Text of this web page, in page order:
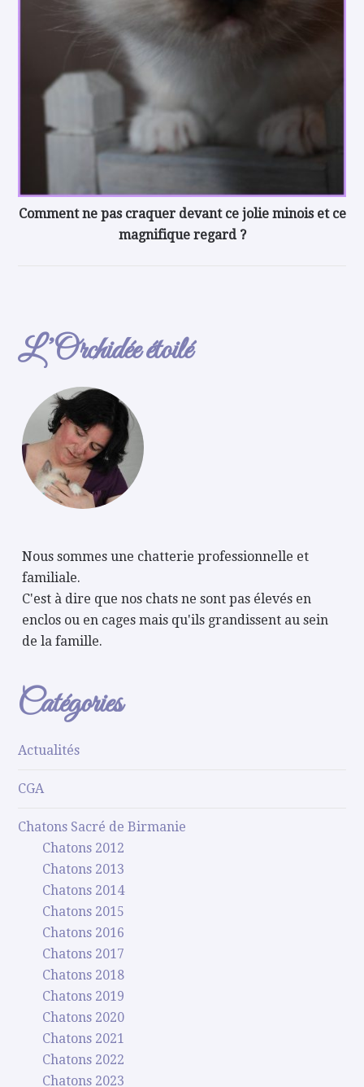
Comment ne pas craquer devant ce jolie minois et ce
magnifique regard ?
L’Orchidée étoilé
Nous sommes une chatterie professionnelle et
familiale.
C'est à dire que nos chats ne sont pas élevés en
enclos ou en cages mais qu'ils grandissent au sein
de la famille.
Catégories
Actualités
CGA
Chatons Sacré de Birmanie
Chatons 2012
Chatons 2013
Chatons 2014
Chatons 2015
Chatons 2016
Chatons 2017
Chatons 2018
Chatons 2019
Chatons 2020
Chatons 2021
Chatons 2022
Chatons 2023